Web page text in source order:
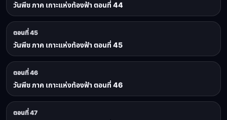
วันพีช ภาค เกาะแห่งท้องฟ้า ตอนที่ 44
ตอนที่ 45
วันพีช ภาค เกาะแห่งท้องฟ้า ตอนที่ 45
ตอนที่ 46
วันพีช ภาค เกาะแห่งท้องฟ้า ตอนที่ 46
ตอนที่ 47